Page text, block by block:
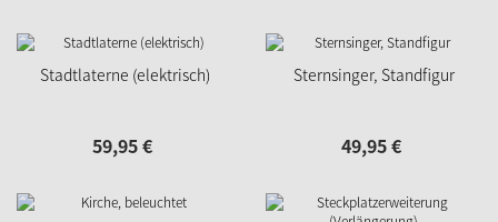
Stadtlaterne (elektrisch)
59,95€
Sternsinger, Standfigur
49,95€